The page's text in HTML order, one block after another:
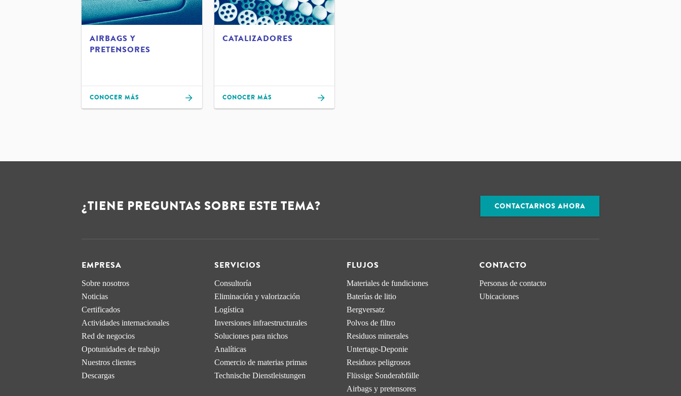
AIRBAGS Y
PRETENSORES
CONOCER MÁS
CATALIZADORES
CONOCER MÁS
¿TIENE PREGUNTAS SOBRE ESTE TEMA? CONTACTARNOS AHORA
EMPRESA
Sobre nosotros
Noticias
Certificados
Actividades internacionales
Red de negocios
Opotunidades de trabajo
Nuestros clientes
Descargas
SERVICIOS
Consultoría
Eliminación y valorización
Logística
Inversiones infraestructurales
Soluciones para nichos
Analíticas
Comercio de materias primas
Technische Dienstleistungen
FLUJOS
Materiales de fundiciones
Baterías de litio
Bergversatz
Polvos de filtro
Residuos minerales
Untertage-Deponie
Residuos peligrosos
Flüssige Sonderabfälle
Airbags y pretensores
CONTACTO
Personas de contacto
Ubicaciones